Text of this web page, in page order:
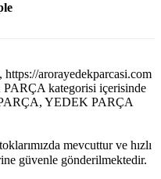
arorayedekparcasi.com
kategorisi içerisinde
YEDEK PARÇA
mevcuttur ve hızlı
güvenle gönderilmektedir.